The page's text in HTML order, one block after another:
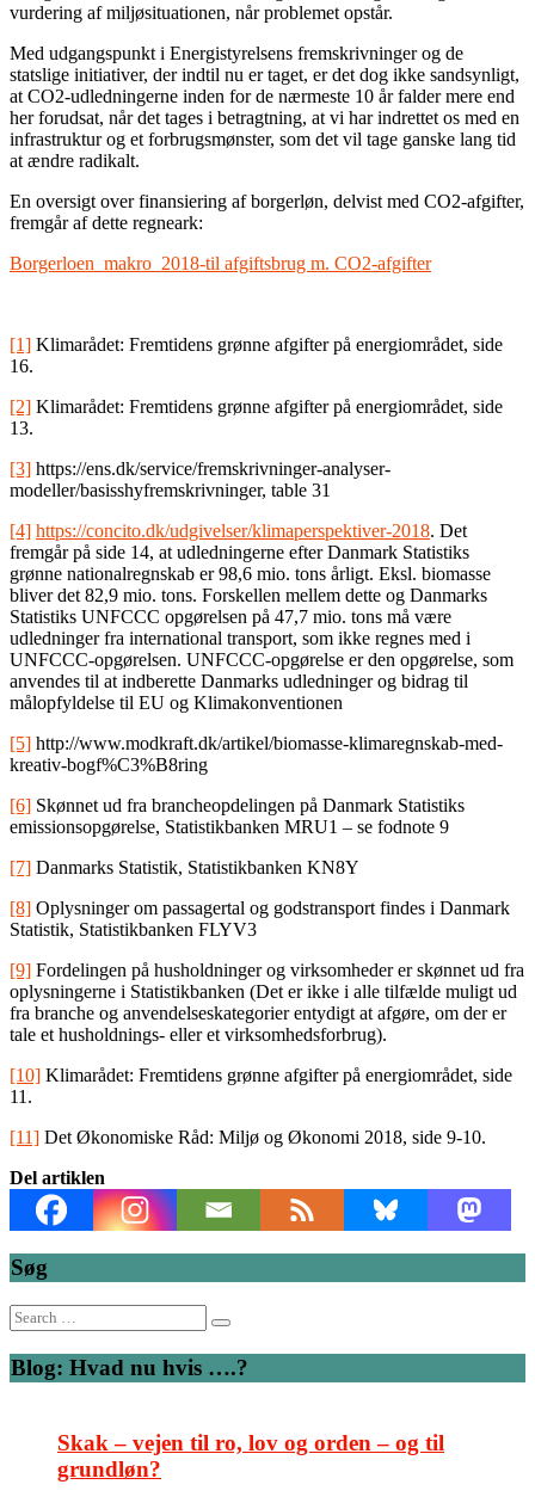
vurdering af miljøsituationen, når problemet opstår.
Med udgangspunkt i Energistyrelsens fremskrivninger og de
statslige initiativer, der indtil nu er taget, er det dog ikke sandsynligt,
at CO2-udledningerne inden for de nærmeste 10 år falder mere end
her forudsat, når det tages i betragtning, at vi har indrettet os med en
infrastruktur og et forbrugsmønster, som det vil tage ganske lang tid
at ændre radikalt.
En oversigt over finansiering af borgerløn, delvist med CO2-afgifter,
fremgår af dette regneark:
Borgerloen_makro_2018-til afgiftsbrug m. CO2-afgifter
[1] Klimarådet: Fremtidens grønne afgifter på energiområdet, side
16.
[2] Klimarådet: Fremtidens grønne afgifter på energiområdet, side
13.
[3] https://ens.dk/service/fremskrivninger-analyser-
modeller/basisshyfremskrivninger, table 31
[4] https://concito.dk/udgivelser/klimaperspektiver-2018. Det
fremgår på side 14, at udledningerne efter Danmark Statistiks
grønne nationalregnskab er 98,6 mio. tons årligt. Eksl. biomasse
bliver det 82,9 mio. tons. Forskellen mellem dette og Danmarks
Statistiks UNFCCC opgørelsen på 47,7 mio. tons må være
udledninger fra international transport, som ikke regnes med i
UNFCCC-opgørelsen. UNFCCC-opgørelse er den opgørelse, som
anvendes til at indberette Danmarks udledninger og bidrag til
målopfyldelse til EU og Klimakonventionen
[5] http://www.modkraft.dk/artikel/biomasse-klimaregnskab-med-
kreativ-bogf%C3%B8ring
[6] Skønnet ud fra brancheopdelingen på Danmark Statistiks
emissionsopgørelse, Statistikbanken MRU1 – se fodnote 9
[7] Danmarks Statistik, Statistikbanken KN8Y
[8] Oplysninger om passagertal og godstransport findes i Danmark
Statistik, Statistikbanken FLYV3
[9] Fordelingen på husholdninger og virksomheder er skønnet ud fra
oplysningerne i Statistikbanken (Det er ikke i alle tilfælde muligt ud
fra branche og anvendelseskategorier entydigt at afgøre, om der er
tale et husholdnings- eller et virksomhedsforbrug).
[10] Klimarådet: Fremtidens grønne afgifter på energiområdet, side
11.
[11] Det Økonomiske Råd: Miljø og Økonomi 2018, side 9-10.
Del artiklen
Søg
Search
for:
Blog: Hvad nu hvis ….?
Skak – vejen til ro, lov og orden – og til
grundløn?